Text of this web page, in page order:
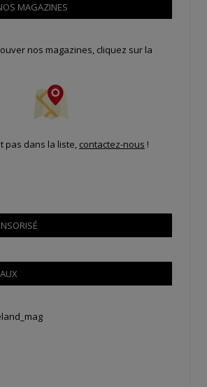
MAGAZINES
nos magazines, cliquez sur la
pas dans la liste, contactez-nous !